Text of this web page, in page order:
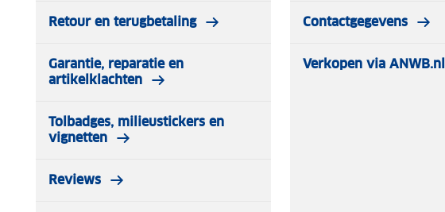
Retour en terugbetaling
Garantie, reparatie en
artikelklachten
Tolbadges, milieustickers en
vignetten
Reviews
Contactgegevens
Verkopen via ANWB.nl